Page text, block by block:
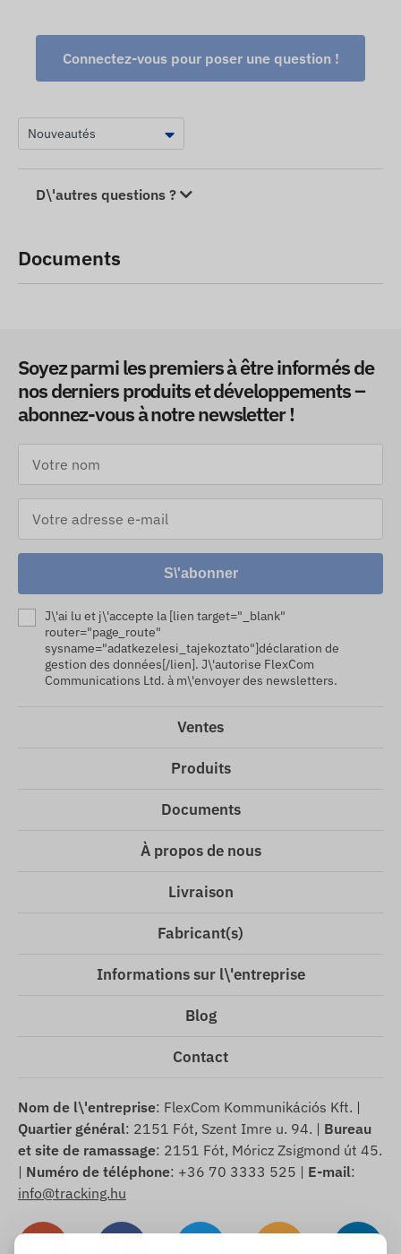
Connectez-vous pour poser une question !
D\'autres questions ?
Documents
Soyez parmi les premiers à être informés de
nos derniers produits et développements –
abonnez-vous à notre newsletter !
S\'abonner
J\'ai lu et j\'accepte la [lien target="_blank"
router="page_route"
sysname="adatkezelesi_tajekoztato"]déclaration de
gestion des données[/lien]. J\'autorise FlexCom
Communications Ltd. à m\'envoyer des newsletters.
Ventes
Produits
Documents
À propos de nous
Livraison
Fabricant(s)
Informations sur l\'entreprise
Blog
Contact
Nom de l\'entreprise: FlexCom Kommunikációs Kft. |
Quartier général: 2151 Fót, Szent Imre u. 94. | Bureau
et site de ramassage: 2151 Fót, Móricz Zsigmond út 45.
| Numéro de téléphone: +36 70 3333 525 | E-mail:
info@tracking.hu